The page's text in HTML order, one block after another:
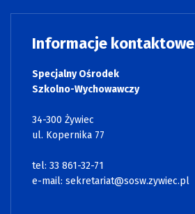
Informacje kontaktowe
Specjalny Ośrodek
Szkolno-Wychowawczy
34-300 Żywiec
ul. Kopernika 77
tel: 33 861-32-71
e-mail: sekretariat@sosw.zywiec.pl